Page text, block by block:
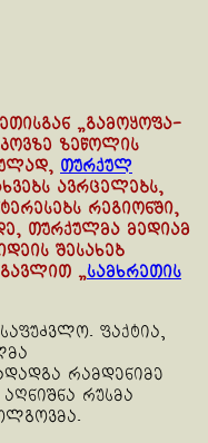
„გამოყოფა-
ზეწოლის
თურქულ
ავრცელებს,
რეგიონში,
თურქულმა მედიამ
შესახებ
გავლით „სამხრეთის
ფაქტია,
რამდენიმე
რუსმა